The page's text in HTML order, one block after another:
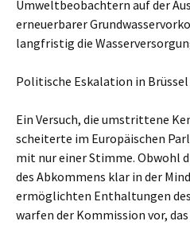
Umweltbeobachtern auf der
erneuerbarer
langfristig die
Politische Eskalation in Brüssel
Ein Versuch, die umstrittene
scheiterte im Europäischen
mit nur einer Stimme. Obwohl
des Abkommens klar in der
ermöglichten Enthaltungen
warfen der Kommission vor,